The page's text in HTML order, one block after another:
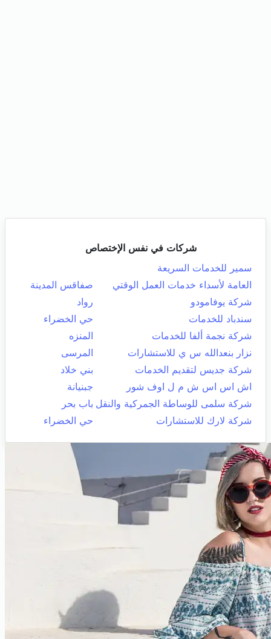
شركات في نفس الإختصاص
سمير للخدمات السريعة
العامة لأسداء خدمات العمل الوقتي
صفاقس المدينة
شركة يوفامودو
رواد
سندباد للخدمات
حي الخضراء
شركة نجمة ألفا للخدمات
المنزه
نزار بنعدالله س ي للاستشارات
المرسى
شركة جديس لتقديم الخدمات
بني خلاد
اش اس اس ش م ل اوف شور
جبنيانة
شركة سلمى للوساطة الجمركية والنقل باب بحر
شركة لارك للاستشارات
حي الخضراء